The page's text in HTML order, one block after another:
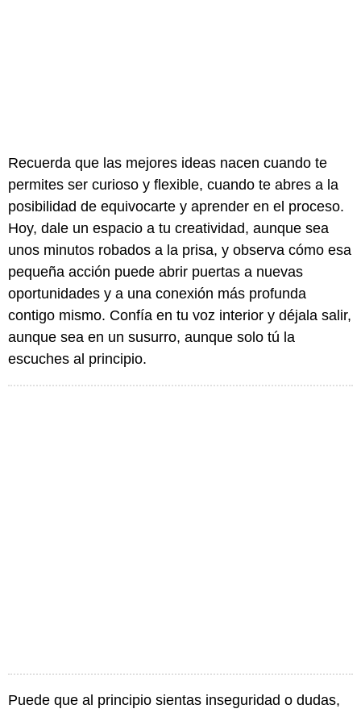
Recuerda que las mejores ideas nacen cuando te
permites ser curioso y flexible, cuando te abres a la
posibilidad de equivocarte y aprender en el proceso.
Hoy, dale un espacio a tu creatividad, aunque sea
unos minutos robados a la prisa, y observa cómo esa
pequeña acción puede abrir puertas a nuevas
oportunidades y a una conexión más profunda
contigo mismo. Confía en tu voz interior y déjala salir,
aunque sea en un susurro, aunque solo tú la
escuches al principio.
Puede que al principio sientas inseguridad o dudas,